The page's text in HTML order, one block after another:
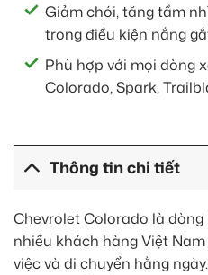
Giảm chói, tăng tầm
trong điều kiện nắng
Phù hợp với mọi dòng
Colorado, Spark,
Thông tin chi tiết
Chevrolet Colorado là
nhiều khách hàng Việt
việc và di chuyển hằng